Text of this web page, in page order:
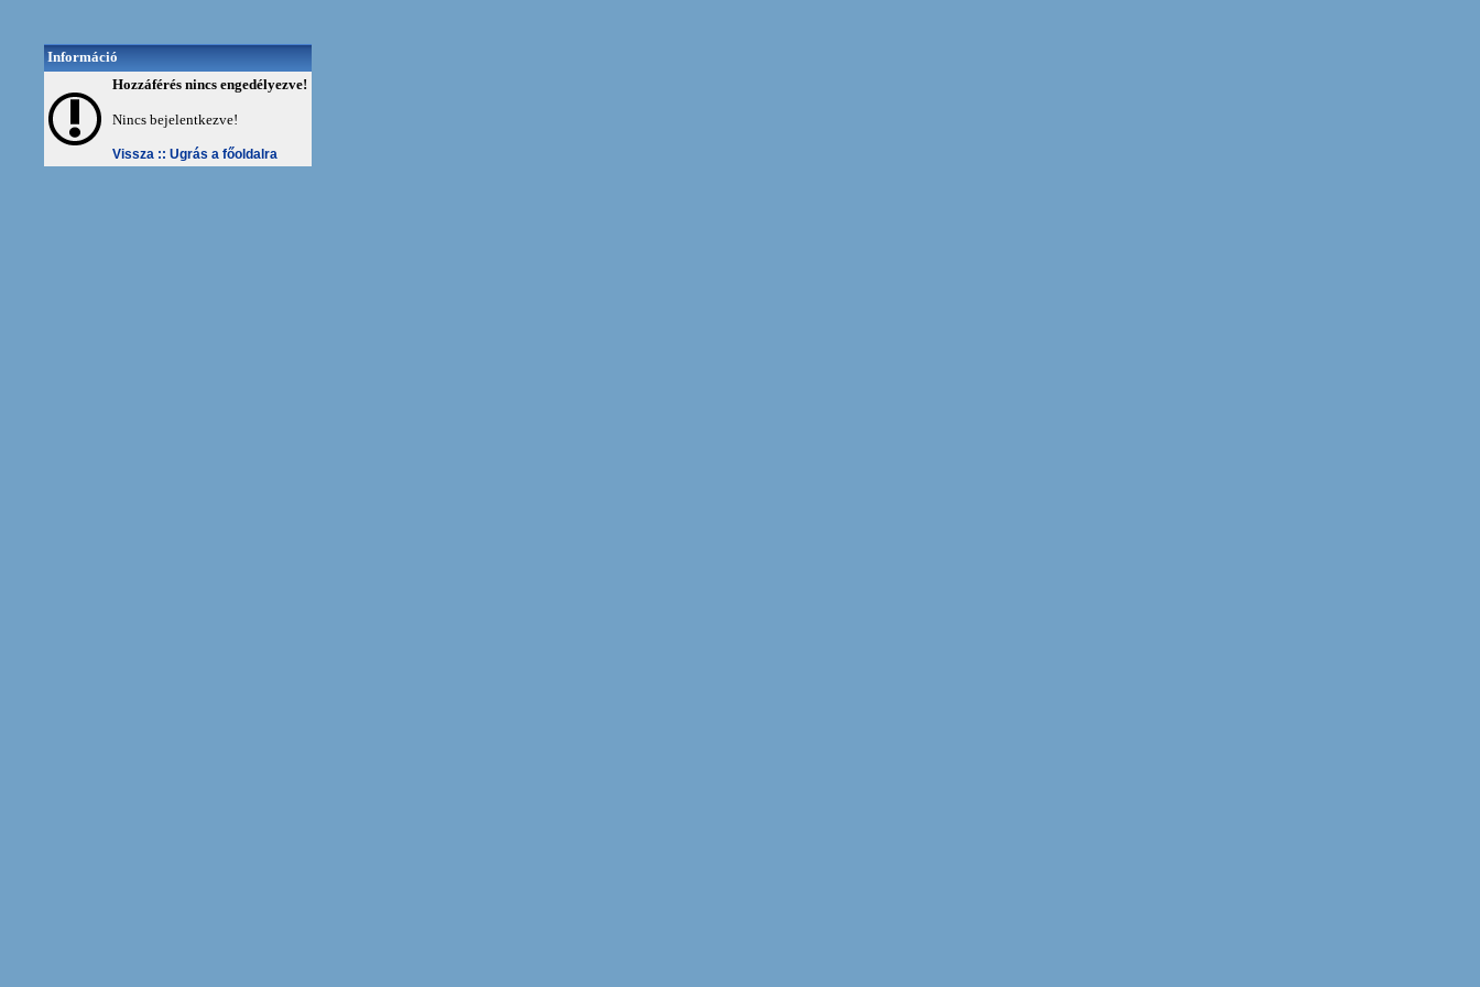
Információ
Hozzáférés nincs engedélyezve!
Nincs bejelentkezve!
Vissza :: Ugrás a főoldalra